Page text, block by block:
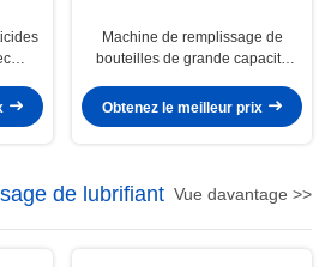
Machine de remplissage de
bouteilles de grande capacité
50-1000 ml
Obtenez le meilleur prix
de lubrifiant Vue davantage >>